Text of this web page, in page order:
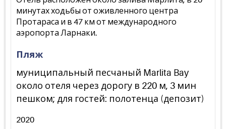
минутах ходьбы от оживленного центра
Протараса и в 47 км от международного
аэропорта Ларнаки.
Пляж
муниципальный песчаный Marlita Bay
около отеля через дорогу в 220 м, 3 мин
пешком; для гостей: полотенца (депозит)
2020